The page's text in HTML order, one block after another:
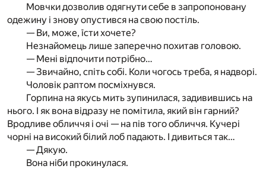
Мовчки дозволив одягнути себе в запропоновану
одежину і знову опустився на свою постіль.
— Ви, може, їсти хочете?
Незнайомець лише заперечно похитав головою.
— Мені відпочити потрібно…
— Звичайно, спіть собі. Коли чогось треба, я надворі.
Чоловік раптом посміхнувся.
Горпина на якусь мить зупинилася, задивившись на
нього. І як вона відразу не помітила, який він гарний?
Вродливе обличчя і очі — на пів того обличчя. Кучері
чорні на високий білий лоб падають. І дивиться так…
— Дякую.
Вона ніби прокинулася.